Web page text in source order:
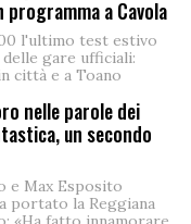
programma a Cavola
l'ultimo test estivo
gare ufficiali:
città e a Toano
nelle parole dei
un secondo
e Max Esposito
portato la Reggiana